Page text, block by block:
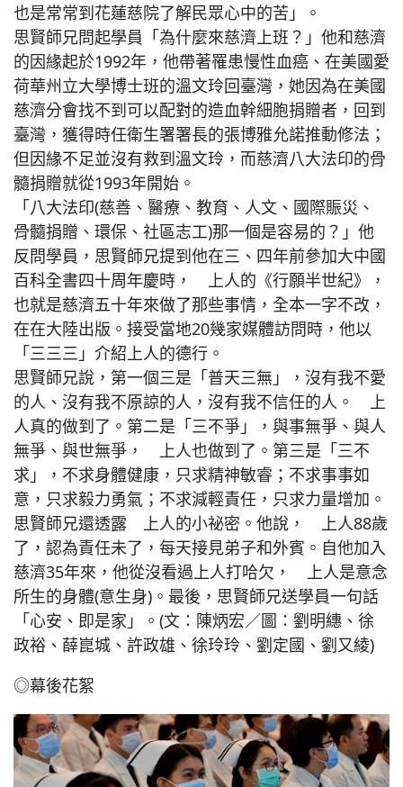
也是常常到花蓮慈院了解民眾心中的苦」。
思賢師兄問起學員「為什麼來慈濟上班？」他和慈濟
的因緣起於1992年，他帶著罹患慢性血癌、在美國愛
荷華州立大學博士班的溫文玲回臺灣，她因為在美國
慈濟分會找不到可以配對的造血幹細胞捐贈者，回到
臺灣，獲得時任衛生署署長的張博雅允諾推動修法；
但因緣不足並沒有救到溫文玲，而慈濟八大法印的骨
髓捐贈就從1993年開始。
「八大法印(慈善、醫療、教育、人文、國際賑災、
骨髓捐贈、環保、社區志工)那一個是容易的？」他
反問學員，思賢師兄提到他在三、四年前參加大中國
百科全書四十周年慶時， 上人的《行願半世紀》，
也就是慈濟五十年來做了那些事情，全本一字不改，
在在大陸出版。接受當地20幾家媒體訪問時，他以
「三三三」介紹上人的德行。
思賢師兄說，第一個三是「普天三無」，沒有我不愛
的人、沒有我不原諒的人，沒有我不信任的人。 上
人真的做到了。第二是「三不爭」，與事無爭、與人
無爭、與世無爭， 上人也做到了。第三是「三不
求」，不求身體健康，只求精神敏睿；不求事事如
意，只求毅力勇氣；不求減輕責任，只求力量增加。
思賢師兄還透露 上人的小祕密。他說， 上人88歲
了，認為責任未了，每天接見弟子和外賓。自他加入
慈濟35年來，他從沒看過上人打哈欠， 上人是意念
所生的身體(意生身)。最後，思賢師兄送學員一句話
「心安、即是家」。(文：陳炳宏／圖：劉明繐、徐
政裕、薛崑城、許政雄、徐玲玲、劉定國、劉又綾)
◎幕後花絮